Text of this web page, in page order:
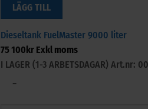
LÄGG TILL
Dieseltank FuelMaster 9000 liter
75 100kr Exkl moms
I LAGER (1-3 ARBETSDAGAR) Art.nr:
−